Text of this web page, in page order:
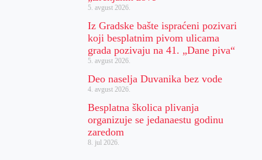
5. avgust 2026.
Iz Gradske bašte ispraćeni pozivari
koji besplatnim pivom ulicama
grada pozivaju na 41. „Dane piva“
5. avgust 2026.
Deo naselja Duvanika bez vode
4. avgust 2026.
Besplatna školica plivanja
organizuje se jedanaestu godinu
zaredom
8. jul 2026.